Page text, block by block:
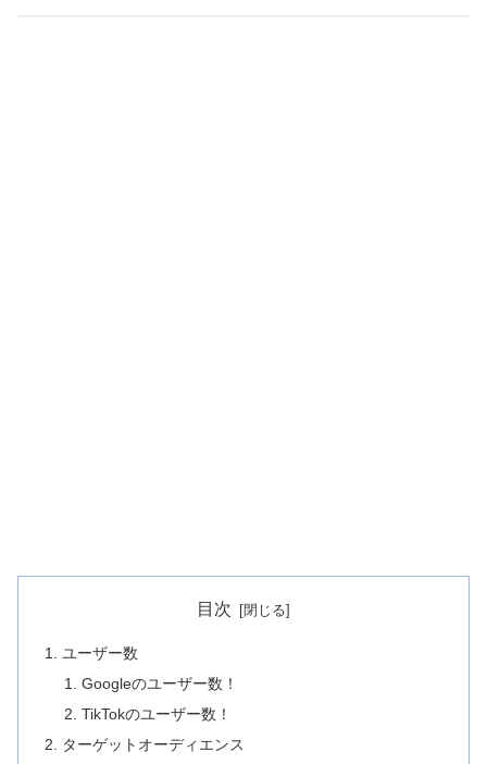
目次
ユーザー数
Googleのユーザー数！
TikTokのユーザー数！
ターゲットオーディエンス